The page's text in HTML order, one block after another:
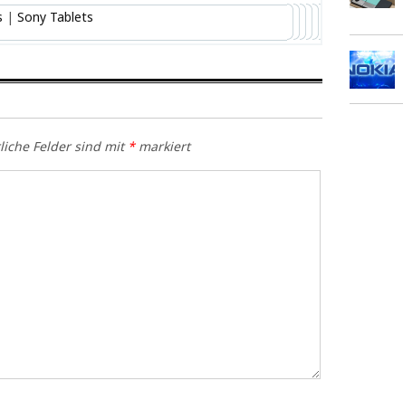
| Sony Tablets
Felder sind mit *markiert